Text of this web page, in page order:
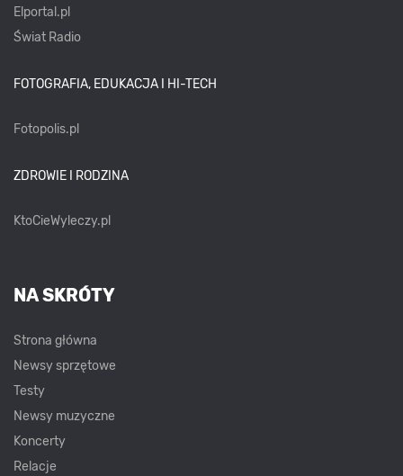
Elportal.pl
Świat Radio
FOTOGRAFIA, EDUKACJA I HI-TECH
Fotopolis.pl
ZDROWIE I RODZINA
KtoCieWyleczy.pl
NA SKRÓTY
Strona główna
Newsy sprzętowe
Testy
Newsy muzyczne
Koncerty
Relacje